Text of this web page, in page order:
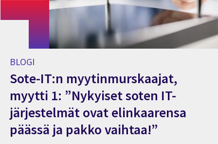
BLOGI
Sote-IT:n myytinmurskaajat,
myytti 1: ”Nykyiset soten IT-
järjestelmät ovat elinkaarensa
päässä ja pakko vaihtaa!”